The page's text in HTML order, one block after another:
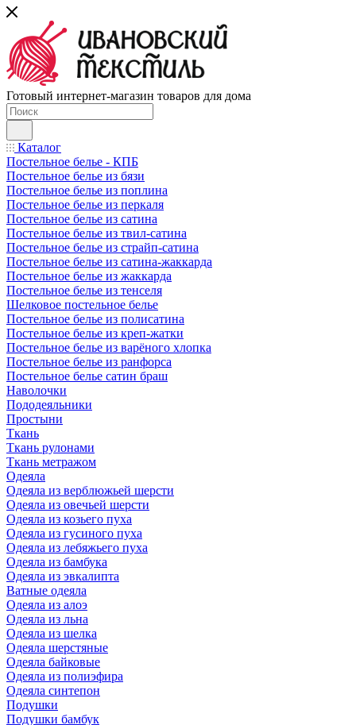
Готовый интернет-магазин товаров для дома
Каталог
Постельное белье - КПБ
Постельное белье из бязи
Постельное белье из поплина
Постельное белье из перкаля
Постельное белье из сатина
Постельное белье из твил-сатина
Постельное белье из страйп-сатина
Постельное белье из сатина-жаккарда
Постельное белье из жаккарда
Постельное белье из тенселя
Шелковое постельное белье
Постельное белье из полисатина
Постельное белье из креп-жатки
Постельное белье из варёного хлопка
Постельное белье из ранфорса
Постельное белье сатин браш
Наволочки
Пододеяльники
Простыни
Ткань
Ткань рулонами
Ткань метражом
Одеяла
Одеяла из верблюжьей шерсти
Одеяла из овечьей шерсти
Одеяла из козьего пуха
Одеяла из гусиного пуха
Одеяла из лебяжьего пуха
Одеяла из бамбука
Одеяла из эвкалипта
Ватные одеяла
Одеяла из алоэ
Одеяла из льна
Одеяла из шелка
Одеяла шерстяные
Одеяла байковые
Одеяла из полиэфира
Одеяла синтепон
Подушки
Подушки бамбук